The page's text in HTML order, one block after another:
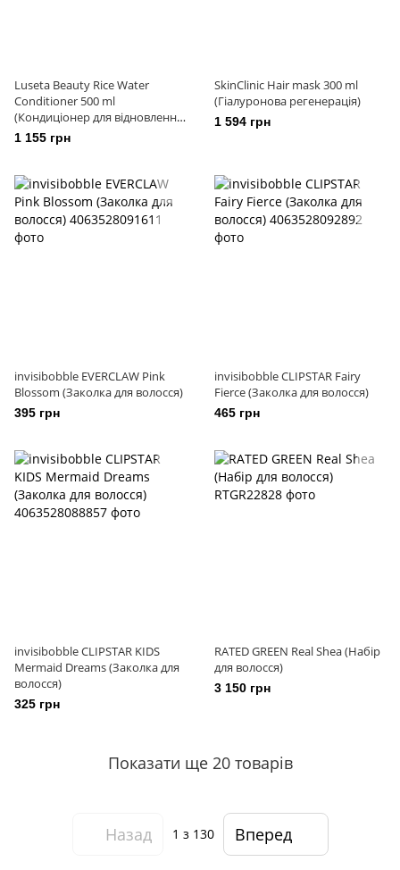
Luseta Beauty Rice Water
Conditioner 500 ml
(Кондиціонер для відновлення
волосся з рисовою водою)
1 155 грн
SkinClinic Hair mask 300 ml
(Гіалуронова регенерація)
1 594 грн
invisibobble EVERCLAW Pink
Blossom (Заколка для волосся)
395 грн
invisibobble CLIPSTAR Fairy
Fierce (Заколка для волосся)
465 грн
invisibobble CLIPSTAR KIDS
Mermaid Dreams (Заколка для
волосся)
325 грн
RATED GREEN Real Shea (Набір
для волосся)
3 150 грн
Показати ще 20 товарів
Назад 1 з 130 Вперед